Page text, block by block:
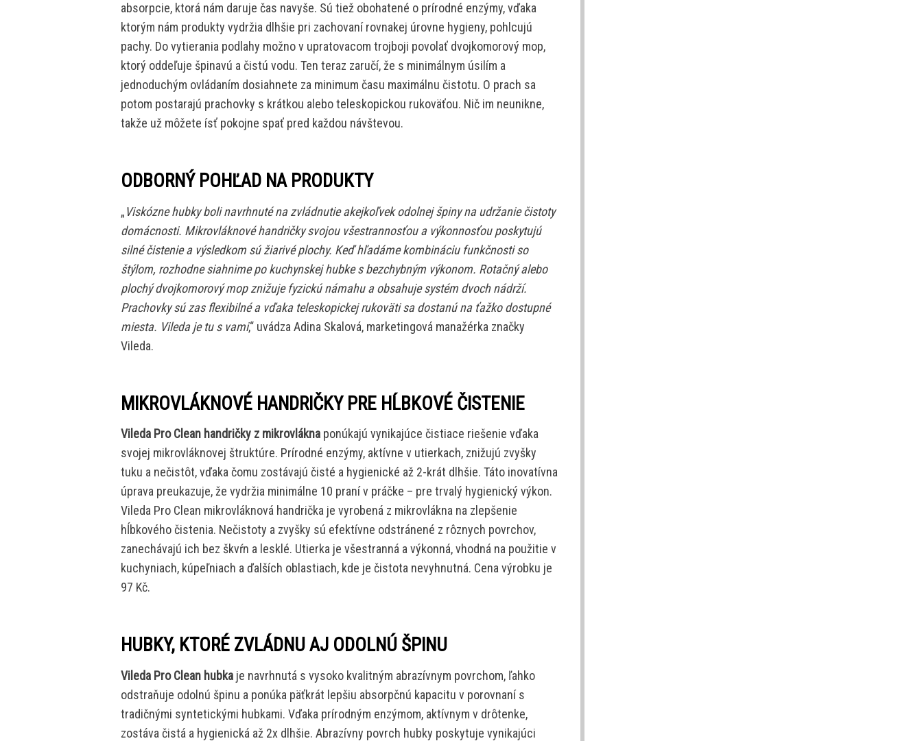
absorpcie, ktorá nám daruje čas navyše. Sú tiež obohatené o prírodné enzýmy, vďaka
ktorým nám produkty vydržia dlhšie pri zachovaní rovnakej úrovne hygieny, pohlcujú
pachy. Do vytierania podlahy možno v upratovacom trojboji povolať dvojkomorový mop,
ktorý oddeľuje špinavú a čistú vodu. Ten teraz zaručí, že s minimálnym úsilím a
jednoduchým ovládaním dosiahnete za minimum času maximálnu čistotu. O prach sa
potom postarajú prachovky s krátkou alebo teleskopickou rukoväťou. Nič im neunikne,
takže už môžete ísť pokojne spať pred každou návštevou.
ODBORNÝ POHĽAD NA PRODUKTY
„Viskózne hubky boli navrhnuté na zvládnutie akejkoľvek odolnej špiny na udržanie čistoty
domácnosti. Mikrovláknové handričky svojou všestrannosťou a výkonnosťou poskytujú
silné čistenie a výsledkom sú žiarivé plochy. Keď hľadáme kombináciu funkčnosti so
štýlom, rozhodne siahnime po kuchynskej hubke s bezchybným výkonom. Rotačný alebo
plochý dvojkomorový mop znižuje fyzickú námahu a obsahuje systém dvoch nádrží.
Prachovky sú zas flexibilné a vďaka teleskopickej rukoväti sa dostanú na ťažko dostupné
miesta. Vileda je tu s vami,“ uvádza Adina Skalová, marketingová manažérka značky
Vileda.
MIKROVLÁKNOVÉ HANDRIČKY PRE HĹBKOVÉ ČISTENIE
Vileda Pro Clean handričky z mikrovlákna ponúkajú vynikajúce čistiace riešenie vďaka
svojej mikrovláknovej štruktúre. Prírodné enzýmy, aktívne v utierkach, znižujú zvyšky
tuku a nečistôt, vďaka čomu zostávajú čisté a hygienické až 2-krát dlhšie. Táto inovatívna
úprava preukazuje, že vydržia minimálne 10 praní v práčke – pre trvalý hygienický výkon.
Vileda Pro Clean mikrovláknová handrička je vyrobená z mikrovlákna na zlepšenie
hĺbkového čistenia. Nečistoty a zvyšky sú efektívne odstránené z rôznych povrchov,
zanechávajú ich bez škvŕn a lesklé. Utierka je všestranná a výkonná, vhodná na použitie v
kuchyniach, kúpeľniach a ďalších oblastiach, kde je čistota nevyhnutná. Cena výrobku je
97 Kč.
HUBKY, KTORÉ ZVLÁDNU AJ ODOLNÚ ŠPINU
Vileda Pro Clean hubka je navrhnutá s vysoko kvalitným abrazívnym povrchom, ľahko
odstraňuje odolnú špinu a ponúka päťkrát lepšiu absorpčnú kapacitu v porovnaní s
tradičnými syntetickými hubkami. Vďaka prírodným enzýmom, aktívnym v drôtenke,
zostáva čistá a hygienická až 2x dlhšie. Abrazívny povrch hubky poskytuje vynikajúci